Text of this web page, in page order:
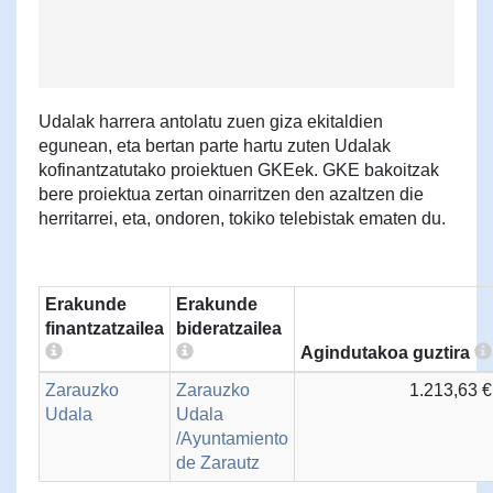
Udalak harrera antolatu zuen giza ekitaldien
egunean, eta bertan parte hartu zuten Udalak
kofinantzatutako proiektuen GKEek. GKE bakoitzak
bere proiektua zertan oinarritzen den azaltzen die
herritarrei, eta, ondoren, tokiko telebistak ematen du.
Erakunde
finantzatzailea
Erakunde
bideratzailea
Agindutakoa guztira
Zarauzko
Udala
Zarauzko
Udala
/Ayuntamiento
de Zarautz
1.213,63 €